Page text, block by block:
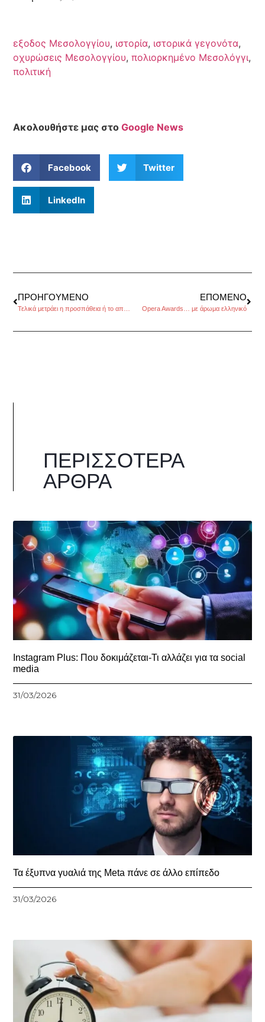
εξοδος Μεσολογγίου, ιστορία, ιστορικά γεγονότα,
οχυρώσεις Μεσολογγίου,πολιορκημένο Μεσολόγγι,
πολιτική
Ακολουθήστε μας στοGoogle News
Facebook Twitter
LinkedIn
ΠΡΟΗΓΟΎΜΕΝΟ ΕΠΌΜΕΝΟ
Opera Awards… με άρωμα ελληνικό
ΠΕΡΙΣΣΌΤΕΡΑ
ΆΡΘΡΑ
Instagram Plus: Που δοκιμάζεται-Τι αλλάζει για τα social
media
31/03/2026
Τα έξυπνα γυαλιά της Meta πάνε σε άλλο επίπεδο
31/03/2026